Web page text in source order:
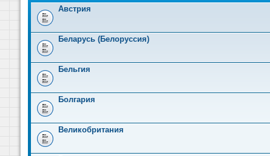
Австрия
Беларусь (Белоруссия)
Бельгия
Болгария
Великобритания